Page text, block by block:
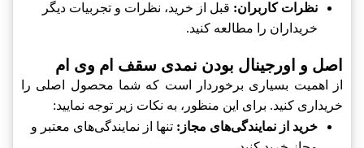
نظرات کاربران: قبل از خرید، نظرات و تجربیات دیگر
خریداران را مطالعه کنید.
اصل و اورجینال بودن نمدی سقف ام وی ام
از اهمیت بسیاری برخوردار است که شما محصول اصلی را
خریداری کنید. برای این منظور، به نکات زیر توجه نمایید:
خرید از نمایندگی‌های مجاز: تنها از نمایندگی‌های معتبر و